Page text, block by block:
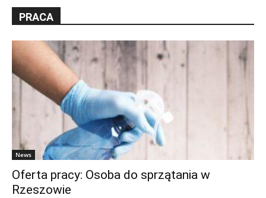
PRACA
News
Oferta pracy: Osoba do sprzątania w
Rzeszowie